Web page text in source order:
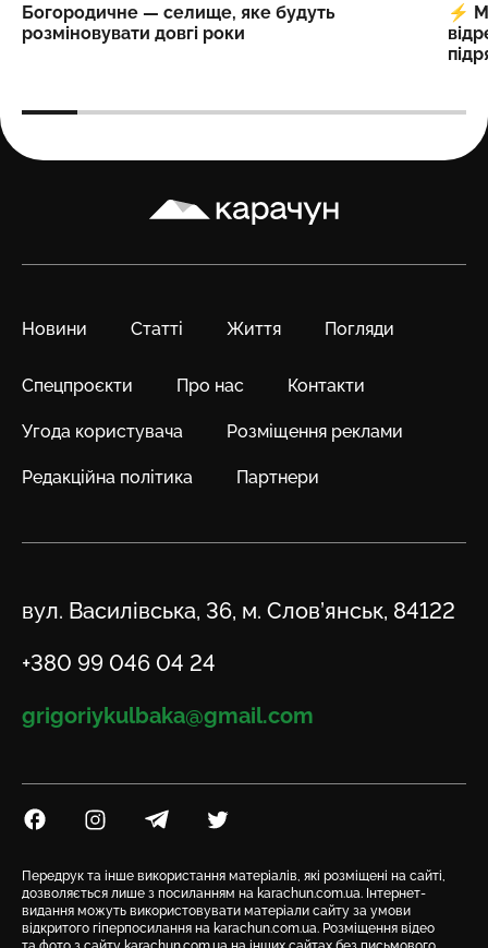
Богородичне — селище, яке будуть
розміновувати довгі роки
⚡️
Карачун
Новини Статті Життя Погляди
Спецпроєкти Про нас Контакти
Угода користувача Розміщення реклами
Редакційна політика Партнери
Адреса
вул. Василівська, 36, м. Слов’янськ, 84122
Телефон
+380 99 046 04 24
Email
grigoriykulbaka@gmail.com
Посилання на Facebook
Посилання на Instagram
Посилання на Telegram
Посилання на Twitter
Передрук та інше використання матеріалів, які розміщені на сайті,
дозволяється лише з посиланням на karachun.com.ua. Інтернет-
видання можуть використовувати матеріали сайту за умови
відкритого гіперпосилання на karachun.com.ua. Розміщення відео